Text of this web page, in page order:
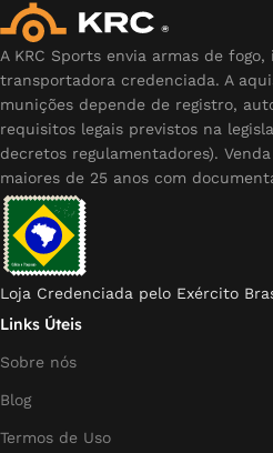
A KRC Sports envia armas de
transportadora credenciada. A
munições depende de registro,
requisitos legais previstos na
decretos regulamentadores).
maiores de 25 anos com
Loja Credenciada pelo Exército
Links Úteis
Sobre nós
Blog
Termos de Uso